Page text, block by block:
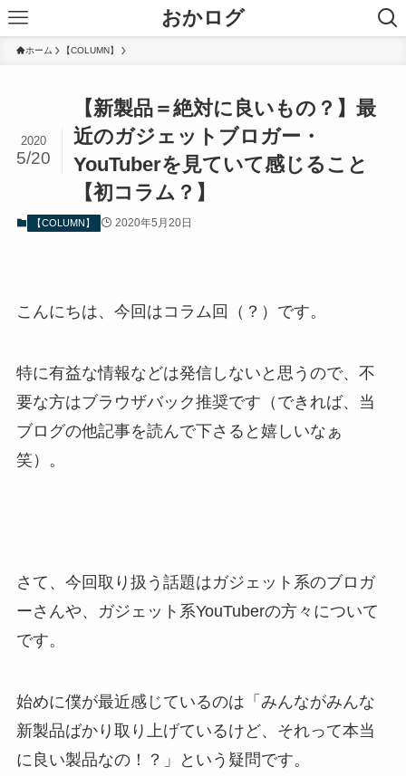
おかログ
ホーム 【COLUMN】
【新製品＝絶対に良いもの？】最
近のガジェットブロガー・
YouTuberを見ていて感じること
【初コラム？】
2020
5/20
【COLUMN】 2020年5月20日
こんにちは、今回はコラム回（？）です。
特に有益な情報などは発信しないと思うので、不
要な方はブラウザバック推奨です（できれば、当
ブログの他記事を読んで下さると嬉しいなぁ
笑）。
さて、今回取り扱う話題はガジェット系のブロガ
ーさんや、ガジェット系YouTuberの方々について
です。
始めに僕が最近感じているのは「みんながみんな
新製品ばかり取り上げているけど、それって本当
に良い製品なの！？」という疑問です。